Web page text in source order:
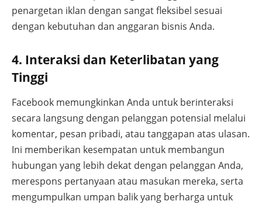
penargetan iklan dengan sangat fleksibel sesuai
dengan kebutuhan dan anggaran bisnis Anda.
4. Interaksi dan Keterlibatan yang
Tinggi
Facebook memungkinkan Anda untuk berinteraksi
secara langsung dengan pelanggan potensial melalui
komentar, pesan pribadi, atau tanggapan atas ulasan.
Ini memberikan kesempatan untuk membangun
hubungan yang lebih dekat dengan pelanggan Anda,
merespons pertanyaan atau masukan mereka, serta
mengumpulkan umpan balik yang berharga untuk